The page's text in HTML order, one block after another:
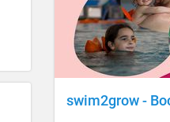
swim2grow -